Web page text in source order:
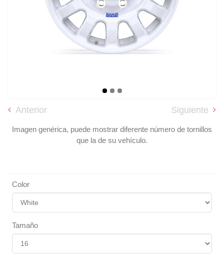
Anterior Siguiente
Imagen genérica, puede mostrar diferente número de tornillos
que la de su vehículo.
Color
Tamaño